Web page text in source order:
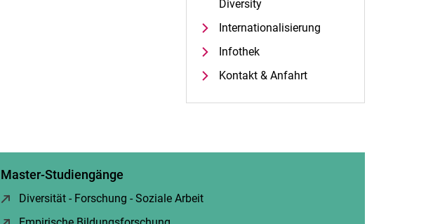
Diversity
Internationalisierung
Infothek
Kontakt & Anfahrt
Master-Studiengänge
Diversität - Forschung - Soziale Arbeit